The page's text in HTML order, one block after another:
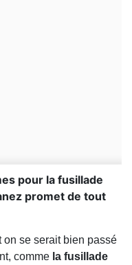
pour la fusillade
promet de tout
on se serait bien passé
comme la fusillade